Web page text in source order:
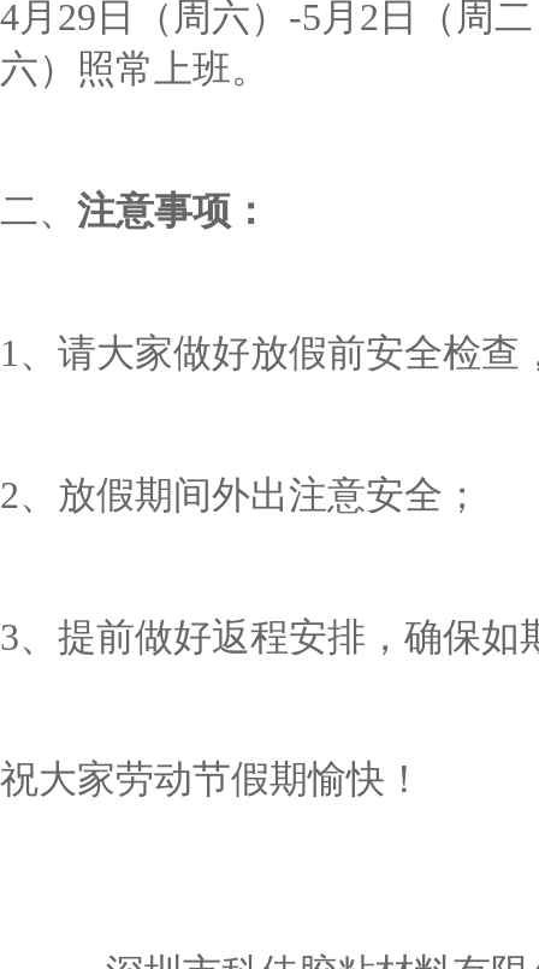
4月29日（周六）-5月2日（周
六）照常上班。
二、 注意事项：
1、请大家做好放假前安全检查
2、放假期间外出注意安全；
3、提前做好返程安排，确保如
祝大家劳动节假期愉快！